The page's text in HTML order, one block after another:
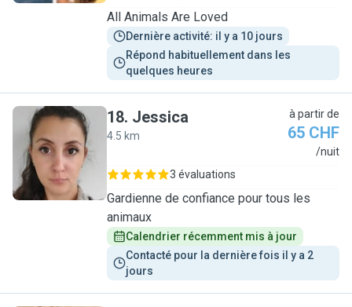
All Animals Are Loved
Dernière activité: il y a 10 jours
Répond habituellement dans les
quelques heures
J
18. Jessica
4.5 km
à partir de
65 CHF
/nuit
3 évaluations
Gardienne de confiance pour tous les
animaux
Calendrier récemment mis à jour
Contacté pour la dernière fois il y a 2
jours